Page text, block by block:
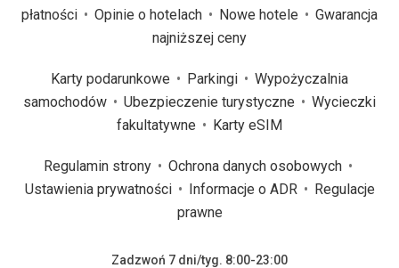
płatności
Opinie o hotelach Nowe hotele
Gwarancja
najniższej ceny
Karty podarunkowe Parkingi
Wypożyczalnia
samochodów
Ubezpieczenie turystyczne
Wycieczki
fakultatywne
Karty eSIM
Regulamin strony
Ochrona danych osobowych
Ustawienia prywatności
Informacje o ADR
Regulacje
prawne
Zadzwoń 7 dni/tyg. 8:00-23:00